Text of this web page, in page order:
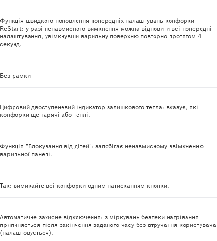
Функція швидкого поновлення попередніх налаштувань конфорки
ReStart: у разі ненавмисного вимкнення можна відновити всі попередні
налаштування, увімкнувши варильну поверхню повторно протягом 4
секунд.
Без рамки
Цифровий двоступеневий індикатор залишкового тепла: вказує, які
конфорки ще гарячі або теплі.
Функція "Блокування від дітей": запобігає ненавмисному ввімкненню
варильної панелі.
Так: вимикайте всі конфорки одним натисканням кнопки.
Автоматичне захисне відключення: з міркувань безпеки нагрівання
припиняється після закінчення заданого часу без втручання користувача
(налаштовується).